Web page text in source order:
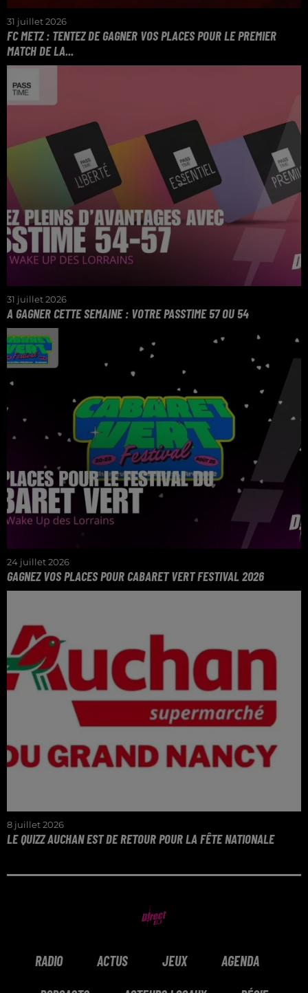
31 juillet 2026
FC METZ : TENTEZ DE GAGNER VOS PLACES POUR LE PREMIER
MATCH DE LA...
Le samedi 8 août à 20h45 au stade Saint-
Symphorien.
31 juillet 2026
A GAGNER CETTE SEMAINE : VOTRE PASSTIME 57 OU 54
La solution pour faire des économies lors de vos
achats et de vos sorties dans le 54 et 57.
24 juillet 2026
GAGNEZ VOS PLACES POUR CABARET VERT FESTIVAL 2026
Gagnez vos pass jour pour 4 personnes pour le
8 juillet 2026
LE QUIZZ AUCHAN EST DE RETOUR POUR LA FÊTE NATIONALE
profiter du 14 juillet !
RADIO ACTUS JEUX AGENDA